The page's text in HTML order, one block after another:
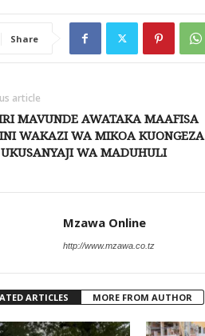
Share
article
MAVUNDE AWATAKA MAAFISA
WAKAZI WA MIKOA KUONGEZA
WA MADUHULI
Mzawa Online
http://www.mzawa.co.tz
ARTICLES MORE FROM AUTHOR